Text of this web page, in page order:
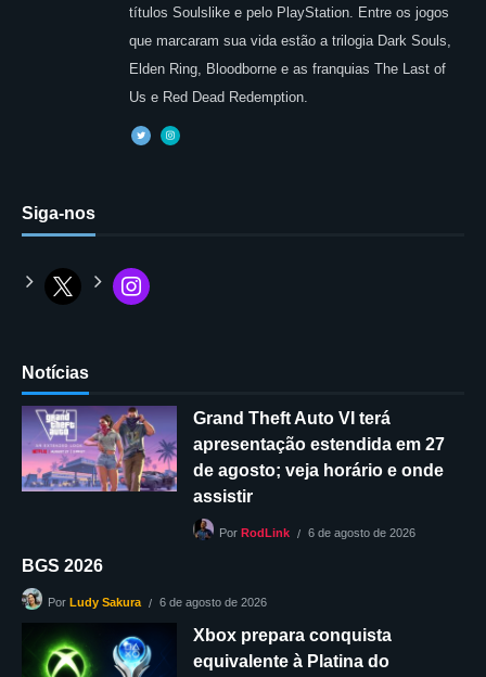
títulos Soulslike e pelo PlayStation. Entre os jogos
que marcaram sua vida estão a trilogia Dark Souls,
Elden Ring, Bloodborne e as franquias The Last of
Us e Red Dead Redemption.
Siga-nos
Notícias
Grand Theft Auto VI terá
apresentação estendida em 27
de agosto; veja horário e onde
assistir
Por RodLink 6 de agosto de 2026
BGS 2026
Por Ludy Sakura 6 de agosto de 2026
Xbox prepara conquista
equivalente à Platina do